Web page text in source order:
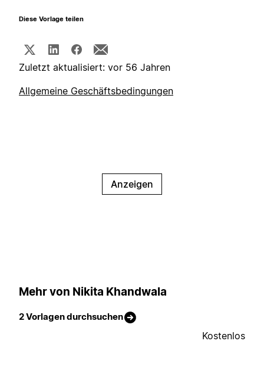
Diese Vorlage teilen
Zuletzt aktualisiert: vor 56 Jahren
Allgemeine Geschäftsbedingungen
Anzeigen
Mehr von Nikita Khandwala
2 Vorlagen durchsuchen
Kostenlos